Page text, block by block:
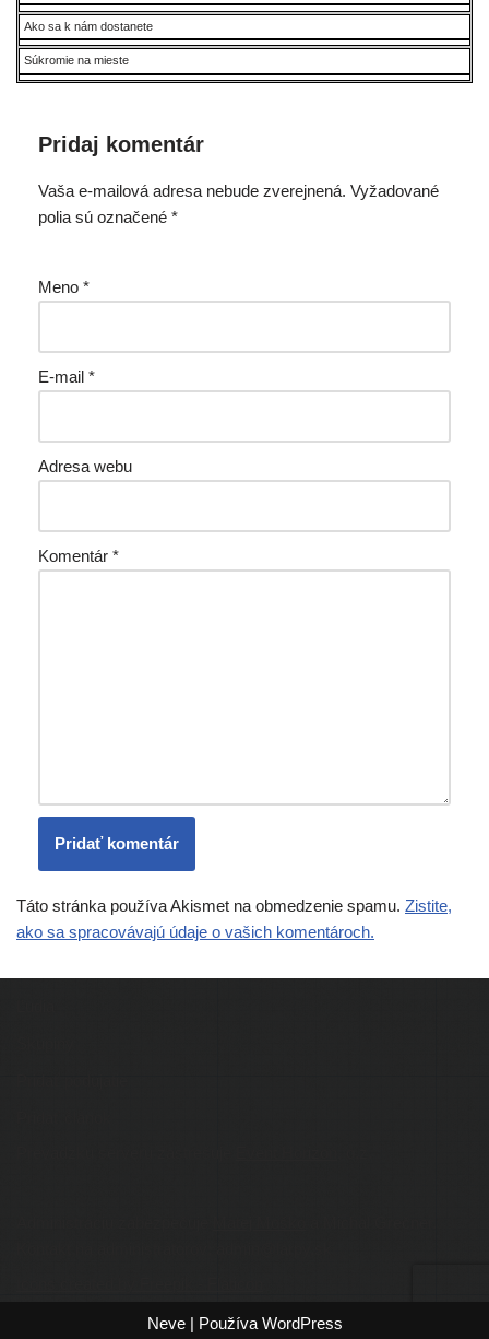
Ako sa k nám dostanete
Súkromie na mieste
Pridaj komentár
Vaša e-mailová adresa nebude zverejnená. Vyžadované
polia sú označené *
Meno *
E-mail *
Adresa webu
Komentár *
Táto stránka používa Akismet na obmedzenie spamu. Zistite,
ako sa spracovávajú údaje o vašich komentároch.
Neve| Používa WordPress